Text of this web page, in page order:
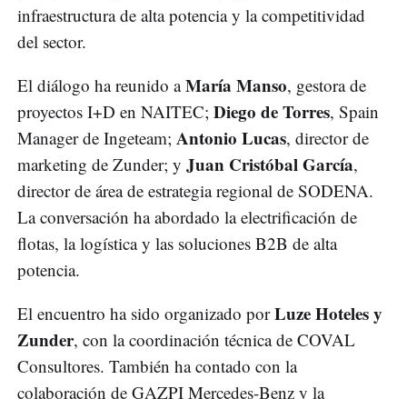
infraestructura de alta potencia y la competitividad
del sector.
El diálogo ha reunido aMaría Manso, gestora de
proyectos I+D en NAITEC; Diego de Torres, Spain
Manager de Ingeteam; Antonio Lucas, director de
marketing de Zunder; y Juan Cristóbal García,
director de área de estrategia regional de SODENA.
La conversación ha abordado la electrificación de
flotas, la logística y las soluciones B2B de alta
potencia.
El encuentro ha sido organizado porLuze Hoteles y
Zunder, con la coordinación técnica de COVAL
Consultores. También ha contado con la
colaboración de GAZPI Mercedes-Benz y la